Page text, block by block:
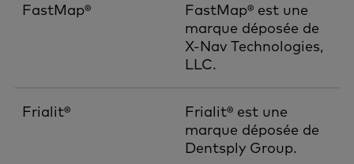
FastMap®
FastMap® est une
marque déposée de
X-Nav Technologies,
LLC.
Frialit®
Frialit® est une
marque déposée de
Dentsply Group.